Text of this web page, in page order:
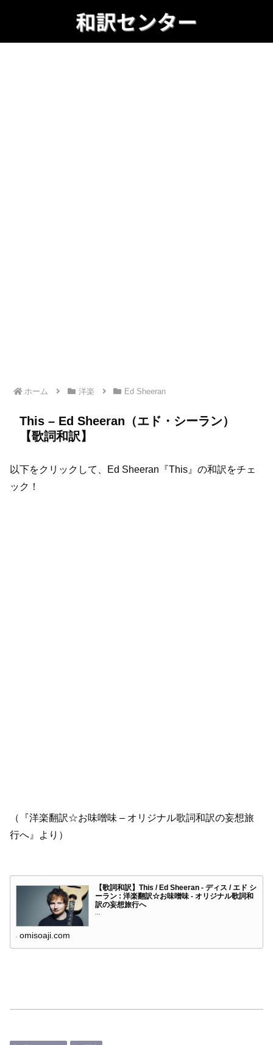
ホーム 洋楽 Ed Sheeran
This – Ed Sheeran（エド・シーラン）
【歌詞和訳】
以下をクリックして、Ed Sheeran『This』の和訳をチェ
ック！
（『洋楽翻訳☆お味噌味 – オリジナル歌詞和訳の妄想旅
行へ』より）
【歌詞和訳】This / Ed Sheeran - ディス / エド シ
ーラン : 洋楽翻訳☆お味噌味 - オリジナル歌詞和
訳の妄想旅行へ
omisoaji.com